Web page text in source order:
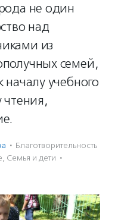
не один
над
из
семей,
учебного
чтения,
· Благотвори­тель­ность
, Семья и дети ·